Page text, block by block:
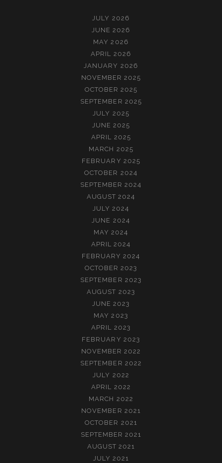
JULY 2026
JUNE 2026
MAY 2026
APRIL 2026
JANUARY 2026
NOVEMBER 2025
OCTOBER 2025
SEPTEMBER 2025
JULY 2025
JUNE 2025
APRIL 2025
MARCH 2025
FEBRUARY 2025
OCTOBER 2024
SEPTEMBER 2024
AUGUST 2024
JULY 2024
JUNE 2024
MAY 2024
APRIL 2024
FEBRUARY 2024
OCTOBER 2023
SEPTEMBER 2023
AUGUST 2023
JUNE 2023
MAY 2023
APRIL 2023
FEBRUARY 2023
NOVEMBER 2022
SEPTEMBER 2022
JULY 2022
APRIL 2022
MARCH 2022
NOVEMBER 2021
OCTOBER 2021
SEPTEMBER 2021
AUGUST 2021
JULY 2021